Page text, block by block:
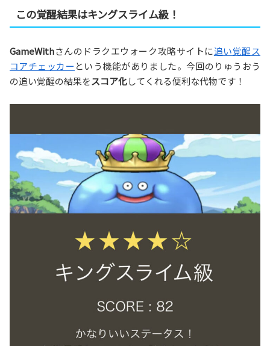
この覚醒結果はキングスライム級！
GameWithさんのドラクエウォーク攻略サイトに追い覚醒ス
コアチェッカー という機能がありました。今回のりゅうおう
の追い覚醒の結果をスコア化してくれる便利な代物です！